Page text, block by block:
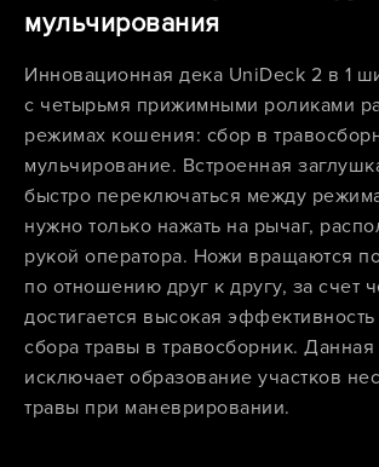
мульчирования
Инновационная дека UniDeck 2 в 1
с четырьмя прижимными роликами
режимах кошения: сбор в
мульчирование. Встроенная
быстро переключаться между
нужно только нажать на рычаг,
рукой оператора. Ножи вращаются
по отношению друг к другу, за счет
достигается высокая
сбора травы в травосборник. Данная
исключает образование участков
травы при маневрировании.